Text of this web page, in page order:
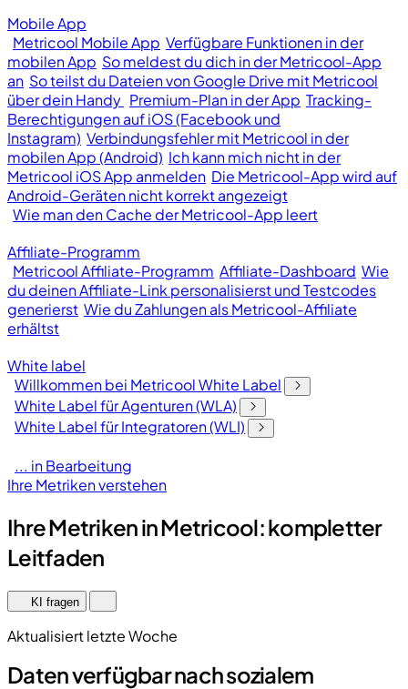
Mobile App
Metricool Mobile App Verfügbare Funktionen in der
mobilen App So meldest du dich in der Metricool-App
an So teilst du Dateien von Google Drive mit Metricool
über dein Handy Premium-Plan in der App Tracking-
Berechtigungen auf iOS (Facebook und
Instagram) Verbindungsfehler mit Metricool in der
mobilen App (Android) Ich kann mich nicht in der
Metricool iOS App anmelden Die Metricool-App wird auf
Android-Geräten nicht korrekt angezeigt
Wie man den Cache der Metricool-App leert
Affiliate-Programm
Metricool Affiliate-Programm Affiliate-Dashboard Wie
du deinen Affiliate-Link personalisierst und Testcodes
generierst Wie du Zahlungen als Metricool-Affiliate
erhältst
White label
Willkommen bei Metricool White Label
White Label für Agenturen (WLA)
White Label für Integratoren (WLI)
... in Bearbeitung
Ihre Metriken verstehen
Ihre Metriken in Metricool: kompletter
Leitfaden
KI fragen
Aktualisiert letzte Woche
Daten verfügbar nach sozialem